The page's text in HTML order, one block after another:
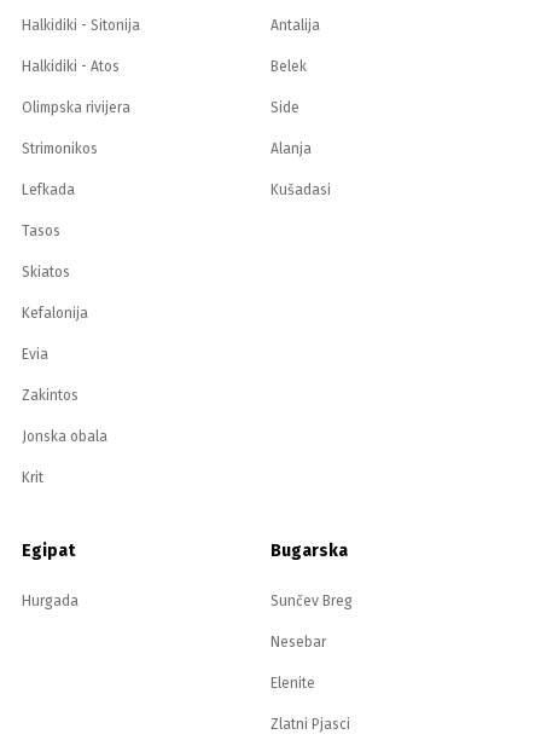
Halkidiki - Sitonija
Halkidiki - Atos
Olimpska rivijera
Strimonikos
Lefkada
Tasos
Skiatos
Kefalonija
Evia
Zakintos
Jonska obala
Krit
Antalija
Belek
Side
Alanja
Kušadasi
Egipat
Hurgada
Bugarska
Sunčev Breg
Nesebar
Elenite
Zlatni Pjasci